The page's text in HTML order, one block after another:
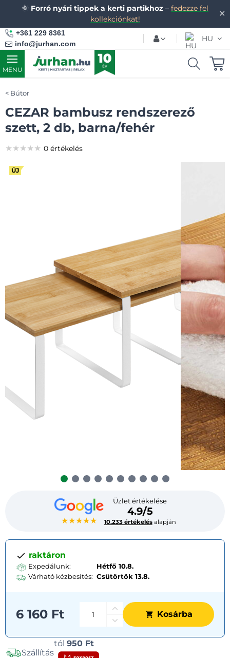
✕
🌞 Forró nyári tippek a kerti partikhoz – fedezze fel
kollekciónkat!
+361 229 8361
info@jurhan.com
HU
MENU
Bútor
CEZAR bambusz rendszerező
szett, 2 db, barna/fehér
ÚJ
★★★★★
Üzlet értékelése
4.9/5
10.233 értékelésalapján
★★★★★
★★★★★
★★★★★ 0 értékelés
raktáron
Expedálunk:
Hétfő 10.8.
Várható kézbesítés: Csütörtök 13.8.
6 160 Ft Kosárba
Szállítás
tól 950 Ft